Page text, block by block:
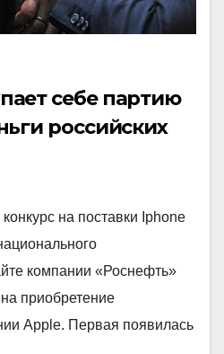
себе партию
на поставки Iphone
компании «Роснефть»
приобретение
Apple. Первая появилась